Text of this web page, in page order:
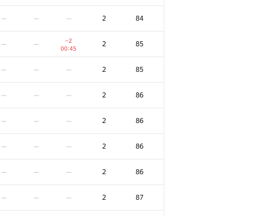
— — — 2 84
— —
−2
00:45
2 85
— — — 2 85
— — — 2 86
— — — 2 86
— — — 2 86
— — — 2 86
— — — 2 87